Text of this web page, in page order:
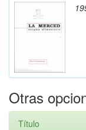
Otras
Título